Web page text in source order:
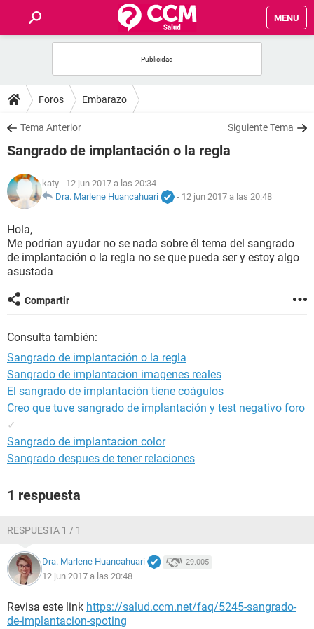
MENU
FOROS
SALUD
FAMILIA
NUTRICIÓN
BIENESTAR
SEXUALIDAD
GLOSARIO
Foros Embarazo
Tema Anterior Siguiente Tema
Sangrado de implantación o la regla
katy - 12 jun 2017 a las 20:34
Dra. Marlene Huancahuari
- 12 jun 2017 a las 20:48
Hola,
Me podrían ayudar no se nada sobre él tema del sangrado
de implantación o la regla no se que pueda ser y estoy algo
asustada
Compartir
Consulta también:
Sangrado de implantación o la regla
Sangrado de implantacion imagenes reales
El sangrado de implantación tiene coágulos
Creo que tuve sangrado de implantación y test negativo foro
✓
Sangrado de implantacion color
Sangrado despues de tener relaciones
1 respuesta
RESPUESTA 1 / 1
Dra. Marlene Huancahuari 29.005
12 jun 2017 a las 20:48
Revisa este link https://salud.ccm.net/faq/5245-sangrado-
de-implantacion-spoting